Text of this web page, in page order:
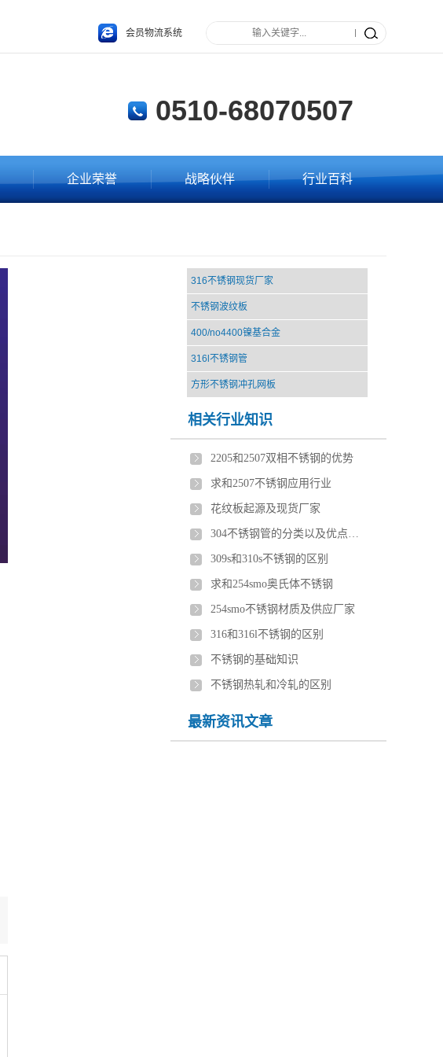
会员物流系统
0510-68070507
企业荣誉 战略伙伴 行业百科
316不锈钢现货厂家
不锈钢波纹板
400/no4400镍基合金
316l不锈钢管
方形不锈钢冲孔网板
相关行业知识
2205和2507双相不锈钢的优势
求和2507不锈钢应用行业
花纹板起源及现货厂家
304不锈钢管的分类以及优点介绍
309s和310s不锈钢的区别
求和254smo奥氏体不锈钢
254smo不锈钢材质及供应厂家
316和316l不锈钢的区别
不锈钢的基础知识
不锈钢热轧和冷轧的区别
最新资讯文章